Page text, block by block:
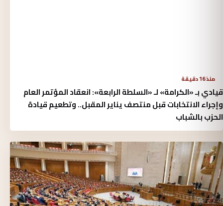
منذ 16 دقيقة
​قيادي بـ «الكرامة» لـ «السلطة الرابعة»: انعقاد المؤتمر العام
وإجراء الانتخابات قبل منتصف يناير المقبل.. وتطعيم قيادة
الحزب بالشباب